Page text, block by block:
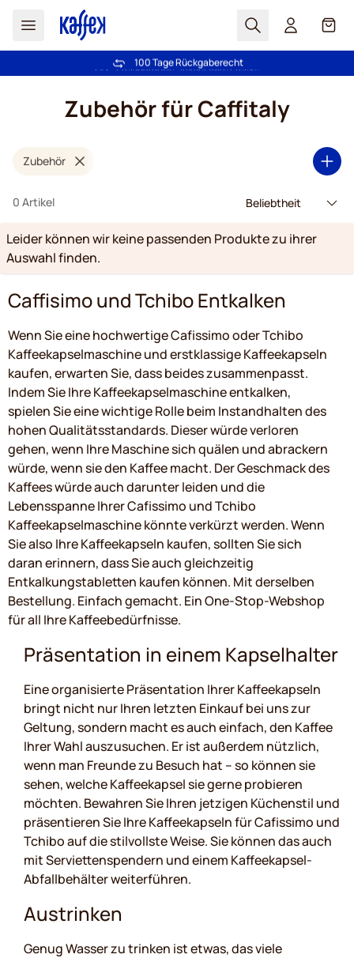
Suchen Cart
Kostenlos Lieferung über € 49
100 Tage Rückgaberecht
Zubehör für Caffitaly
Zubehör
0 Artikel
Leider können wir keine passenden Produkte zu ihrer
Auswahl finden.
Caffisimo und Tchibo Entkalken
Wenn Sie eine hochwertige Cafissimo oder Tchibo
Kaffeekapselmaschine und erstklassige Kaffeekapseln
kaufen, erwarten Sie, dass beides zusammenpasst.
Indem Sie Ihre Kaffeekapselmaschine entkalken,
spielen Sie eine wichtige Rolle beim Instandhalten des
hohen Qualitätsstandards. Dieser würde verloren
gehen, wenn Ihre Maschine sich quälen und abrackern
würde, wenn sie den Kaffee macht. Der Geschmack des
Kaffees würde auch darunter leiden und die
Lebensspanne Ihrer Cafissimo und Tchibo
Kaffeekapselmaschine könnte verkürzt werden. Wenn
Sie also Ihre Kaffeekapseln kaufen, sollten Sie sich
daran erinnern, dass Sie auch gleichzeitig
Entkalkungstabletten kaufen können. Mit derselben
Bestellung. Einfach gemacht. Ein One-Stop-Webshop
für all Ihre Kaffeebedürfnisse.
Präsentation in einem Kapselhalter
Eine organisierte Präsentation Ihrer Kaffeekapseln
bringt nicht nur Ihren letzten Einkauf bei uns zur
Geltung, sondern macht es auch einfach, den Kaffee
Ihrer Wahl auszusuchen. Er ist außerdem nützlich,
wenn man Freunde zu Besuch hat – so können sie
sehen, welche Kaffeekapsel sie gerne probieren
möchten. Bewahren Sie Ihren jetzigen Küchenstil und
präsentieren Sie Ihre Kaffeekapseln für Cafissimo und
Tchibo auf die stilvollste Weise. Sie können das auch
mit Serviettenspendern und einem Kaffeekapsel-
Abfallbehälter weiterführen.
Austrinken
Genug Wasser zu trinken ist etwas, das viele